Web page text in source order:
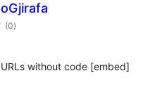
(0vērtējumu
kopsumma
)
without code [embed]